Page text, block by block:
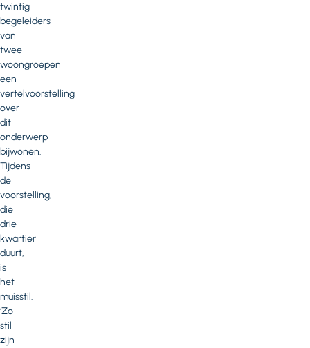
twintig
begeleiders
van
twee
woongroepen
een
vertelvoorstelling
over
dit
onderwerp
bijwonen.
Tijdens
de
voorstelling,
die
drie
kwartier
duurt,
is
het
muisstil.
‘Zo
stil
zijn